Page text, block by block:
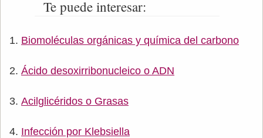
Te puede interesar:
Biomoléculas orgánicas y química del carbono
Ácido desoxirribonucleico o ADN
Acilglicéridos o Grasas
Infección por Klebsiella